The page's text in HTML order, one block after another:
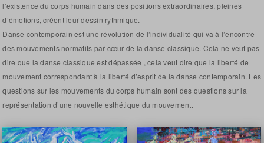
l’existence du corps humain dans des positions extraordinaires, pleines
d’émotions, créent leur dessin rythmique.
Danse contemporain est une révolution de l’individualité qui va à l’encontre
des mouvements normatifs par cœur de la danse classique. Cela ne veut pas
dire que la danse classique est dépassée , cela veut dire que la liberté de
mouvement correspondant à la liberté d’esprit de la danse contemporain. Les
questions sur les mouvements du corps humain sont des questions sur la
représentation d’une nouvelle esthétique du mouvement.